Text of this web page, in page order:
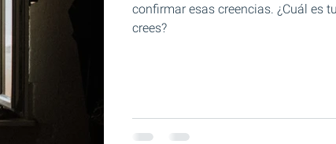
confirmar esas creencias. ¿Cuál es
crees?